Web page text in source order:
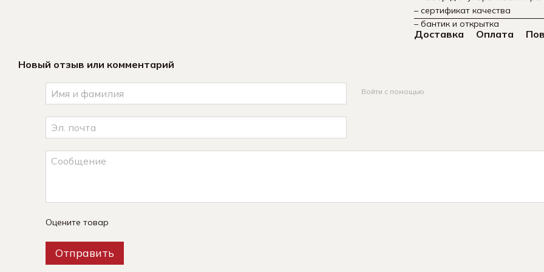
– сертификат качества
– бантик и открытка
Доставка Оплата
Новый отзыв или комментарий
Войти с помощью
Оцените товар
Отправить